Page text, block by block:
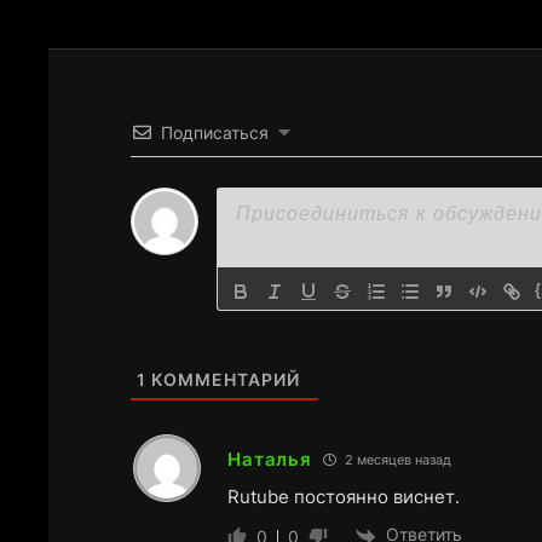
Подписаться
1 КОММЕНТАРИЙ
Наталья 2 месяцев назад
Rutube постоянно виснет.
0 0 Ответить